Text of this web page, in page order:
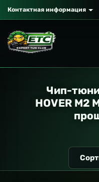
Контактная информация
Чип-
HOVER M2